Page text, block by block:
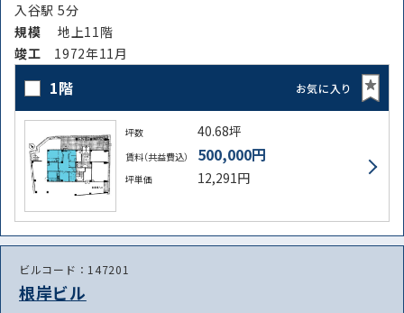
入谷駅 5分
規模
地上11階
竣⼯ 1972年11月
1階 お気に入り
坪数 40.68坪
賃料（共益費込） 500,000円
坪単価 12,291円
ビルコード：147201
根岸ビル